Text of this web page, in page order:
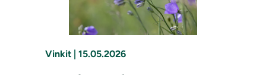
Vinkit 15.05.2026